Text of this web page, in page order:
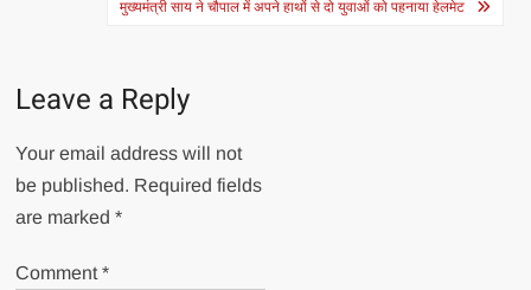
मुख्यमंत्री साय ने चौपाल में अपने हाथों से दो युवाओं को पहनाया हेलमेट
Leave a Reply
Your email address will not
be published. Required fields
are marked*
Comment*